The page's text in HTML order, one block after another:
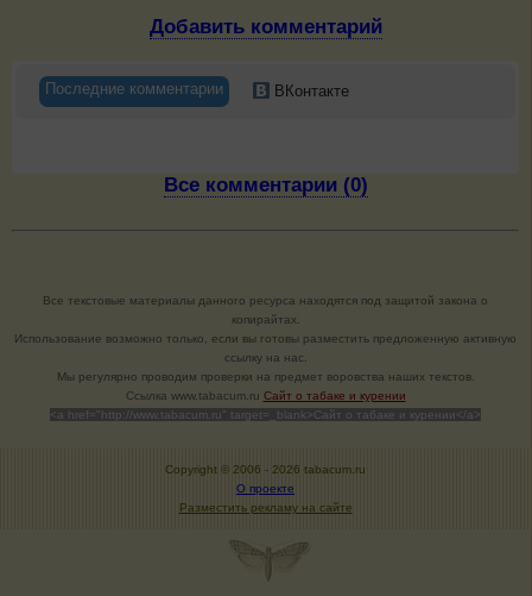
Добавить комментарий
Последние комментарии ВКонтакте
Все комментарии (0)
Все текстовые материалы данного ресурса находятся под защитой закона о
копирайтах.
Использование возможно только, если вы готовы разместить предложенную активную
ссылку на нас.
Мы регулярно проводим проверки на предмет воровства наших текстов.
Cсылка www.tabacum.ru Сайт о табаке и курении
<a href="http://www.tabacum.ru" target=_blank>Сайт о табаке и курении</a>
Copyright © 2006 - 2026 tabacum.ru
О проекте
Разместить рекламу на сайте